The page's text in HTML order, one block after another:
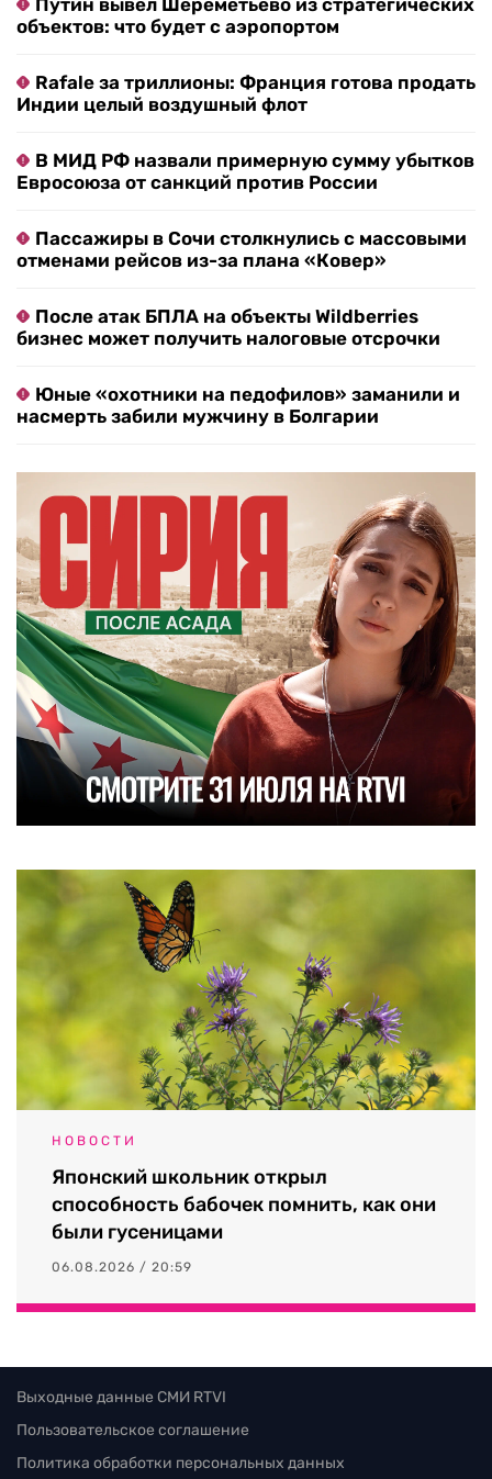
Путин вывел Шереметьево из стратегических
объектов: что будет с аэропортом
Rafale за триллионы: Франция готова продать
Индии целый воздушный флот
В МИД РФ назвали примерную сумму убытков
Евросоюза от санкций против России
Пассажиры в Сочи столкнулись с массовыми
отменами рейсов из-за плана «Ковер»
После атак БПЛА на объекты Wildberries
бизнес может получить налоговые отсрочки
Юные «охотники на педофилов» заманили и
насмерть забили мужчину в Болгарии
НОВОСТИ
Японский школьник открыл
способность бабочек помнить, как они
были гусеницами
06.08.2026 / 20:59
Выходные данные СМИ RTVI
Пользовательское соглашение
Политика обработки персональных данных